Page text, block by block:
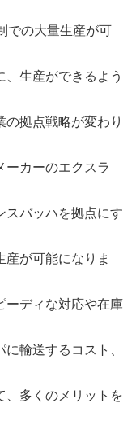
での大量生産が可
、生産ができるよう
の拠点戦略が変わり
ーカーのエクスラ
スバッハを拠点にす
産が可能になりま
ーディな対応や在庫
輸送するコスト、
、多くのメリットを